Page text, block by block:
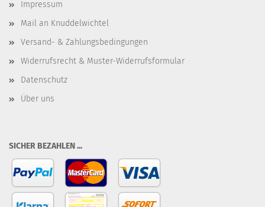
Impressum
Mail an Knuddelwichtel
Versand- & Zahlungsbedingungen
Widerrufsrecht & Muster-Widerrufsformular
Datenschutz
Über uns
SICHER BEZAHLEN ...